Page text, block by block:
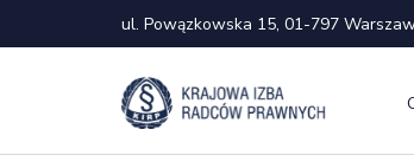
ul. Powązkowska 15, 01-797